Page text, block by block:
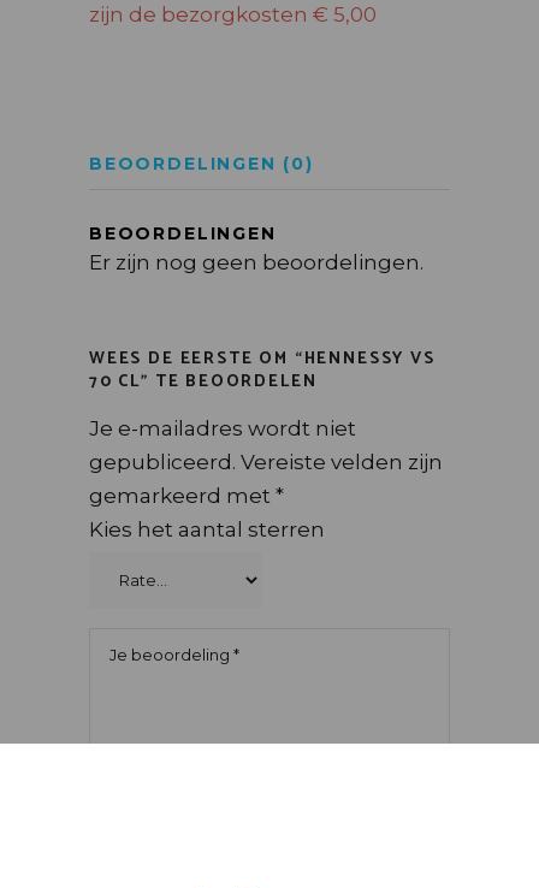
zijn de bezorgkosten € 5,00
BEOORDELINGEN (0)
BEOORDELINGEN
Er zijn nog geen beoordelingen.
WEES DE EERSTE OM “HENNESSY VS
70 CL” TE BEOORDELEN
Je e-mailadres wordt niet
gepubliceerd. Vereiste velden zijn
gemarkeerd met *
Kies het aantal sterren